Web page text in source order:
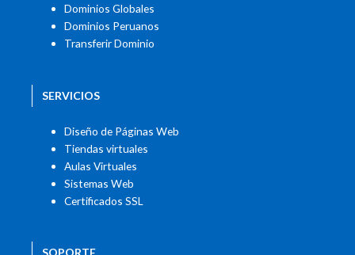
Dominios Globales
Dominios Peruanos
Transferir Dominio
SERVICIOS
Diseño de Páginas Web
Tiendas virtuales
Aulas Virtuales
Sistemas Web
Certificados SSL
SOPORTE